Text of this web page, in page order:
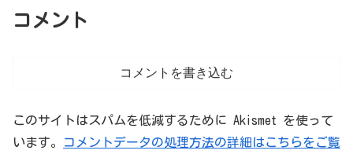
コメント
コメントを書き込む
このサイトはスパムを低減するために Akismet を使って
います。
コメントデータの処理方法の詳細はこちらをご覧